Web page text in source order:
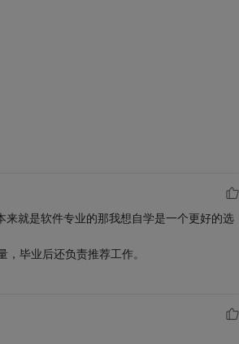
就是软件专业的那我想自学是一个更好的选
毕业后还负责推荐工作。